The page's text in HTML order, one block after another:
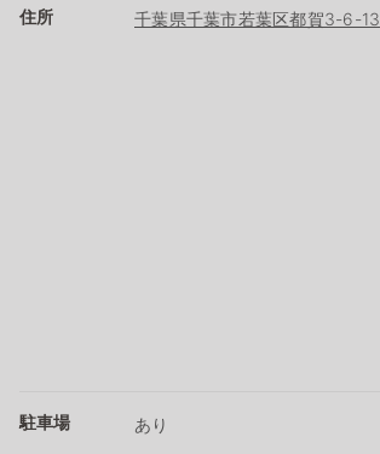
住所 千葉県千葉市若葉区都賀3-6-13
駐車場 あり